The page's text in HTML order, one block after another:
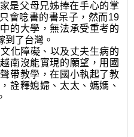
是父母兄姊捧在手心的掌
會唸書的書呆子，然而19
的大學，無法承受重考的
到了台灣 。
化障礙、以及丈夫生病的
南沒能實現的願望，用國
帶教學，在國小執起了教
詮釋媳婦、太太、媽媽、